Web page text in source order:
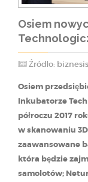
Osiem
Źródło:
Osiem
Inkubatorze
półroczu 2017
w skanowaniu
zaawansowane
która będzie
samolotów;